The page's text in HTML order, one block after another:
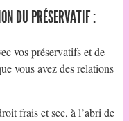
DU PRÉSERVATIF :
vos préservatifs et de
vous avez des relations
frais et sec, à l’abri de